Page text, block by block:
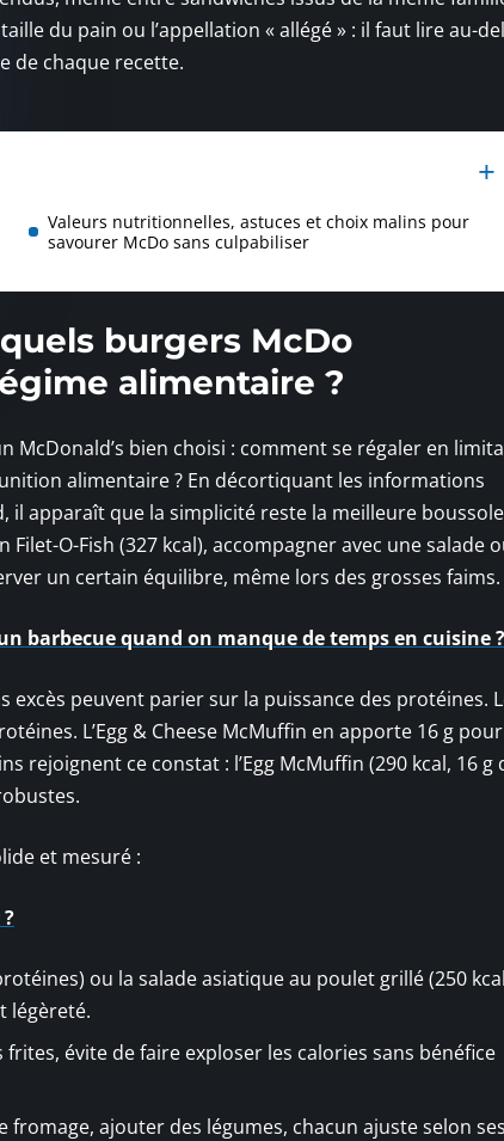
du pain ou l’appellation « allégé » : il faut lire au-
de chaque recette.
Valeurs nutritionnelles, astuces et choix malins pour
savourer McDo sans culpabiliser
burgers McDo
alimentaire ?
bien choisi : comment se régaler en
alimentaire ? En décortiquant les informations
apparaît que la simplicité reste la meilleure
O-Fish (327 kcal), accompagner avec une salade
un certain équilibre, même lors des grosses faims.
barbecue quand on manque de temps en cuisine ?
excès peuvent parier sur la puissance des protéines.
L’Egg & Cheese McMuffin en apporte 16 g pour
rejoignent ce constat : l’Egg McMuffin (290 kcal, 16 g
et mesuré :
ou la salade asiatique au poulet grillé (250
légèreté.
évite de faire exploser les calories sans bénéfice
ajouter des légumes, chacun ajuste selon ses